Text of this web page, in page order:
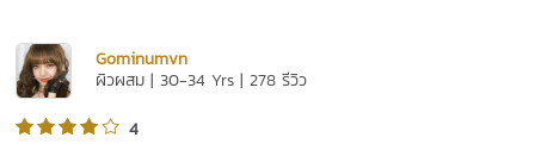
Gominumvn
ผิวผสม | 30-34 Yrs | 278 รีวิว
4